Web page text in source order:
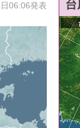
06:06発表